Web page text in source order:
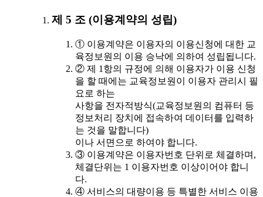
제 5 조 (이용계약의 성립)
① 이용계약은 이용자의 이용신청에 대한 교
육정보원의 이용 승낙에 의하여 성립됩니다.
② 제 1항의 규정에 의해 이용자가 이용 신청
을 할 때에는 교육정보원이 이용자 관리시 필
요로 하는
사항을 전자적방식(교육정보원의 컴퓨터 등
정보처리 장치에 접속하여 데이터를 입력하
는 것을 말합니다)
이나 서면으로 하여야 합니다.
③ 이용계약은 이용자번호 단위로 체결하며,
체결단위는 1 이용자번호 이상이어야 합니
다.
④ 서비스의 대량이용 등 특별한 서비스 이용